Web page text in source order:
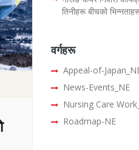
तिनीहरू बीचको
वर्गहरू
Appeal-of-
News-Events_NE
Nursing Care
Roadmap-NE